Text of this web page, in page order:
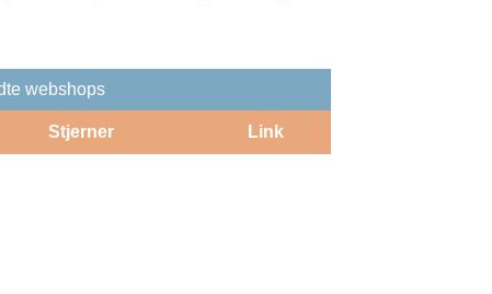
webshops
Stjerner Link